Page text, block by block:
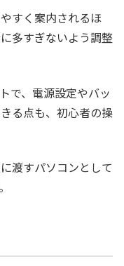
すく案内されるほ
多すぎないよう調整
で、電源設定やバッ
る点も、初心者の操
渡すパソコンとして